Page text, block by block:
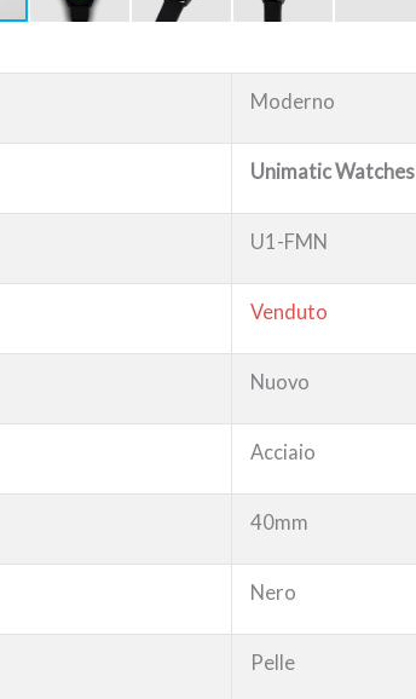
Moderno
Unimatic Watches
U1-FMN
Venduto
Nuovo
Acciaio
40mm
Nero
Pelle